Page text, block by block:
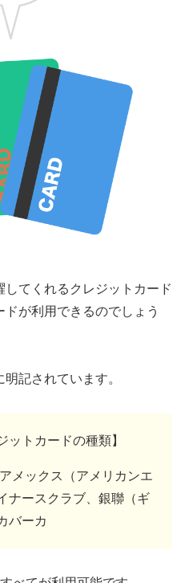
てくれるクレジットカード
が利用できるのでしょう
記されています。
ットカードの種類】
メックス（アメリカンエ
ナースクラブ、銀聯（ギ
バーカ